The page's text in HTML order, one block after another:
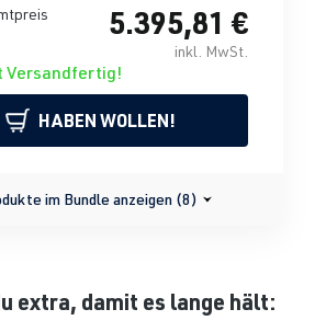
5.395,81 €
inkl. MwSt.
Versandfertig!
HABEN WOLLEN!
im Bundle anzeigen (8)
extra, damit es lange hält: